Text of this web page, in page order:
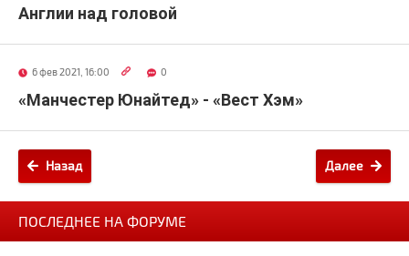
Англии над головой
6 фев 2021, 16:00 0
«Манчестер Юнайтед» - «Вест Хэм»
Назад Далее
ПОСЛЕДНЕЕ НА ФОРУМЕ